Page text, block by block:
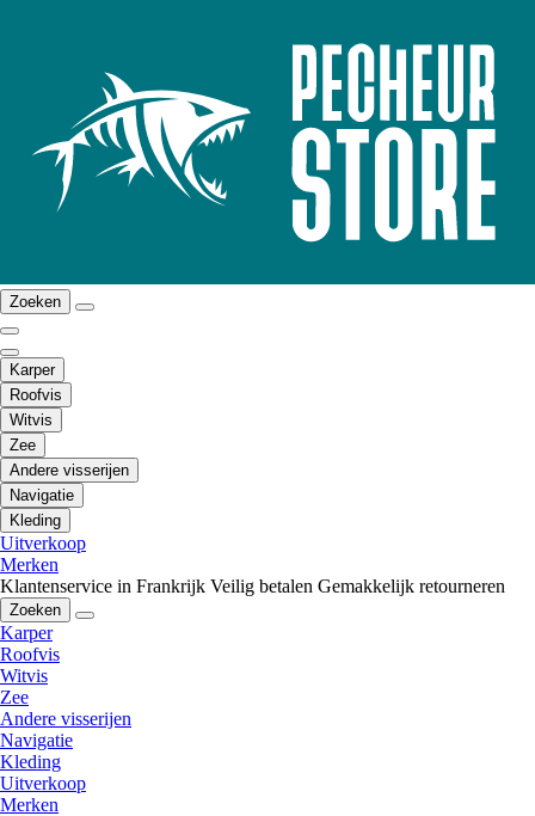
Zoeken
Karper
Roofvis
Witvis
Zee
Andere visserijen
Navigatie
Kleding
Uitverkoop
Merken
Klantenservice in Frankrijk Veilig betalen Gemakkelijk retourneren
Zoeken
Karper
Roofvis
Witvis
Zee
Andere visserijen
Navigatie
Kleding
Uitverkoop
Merken